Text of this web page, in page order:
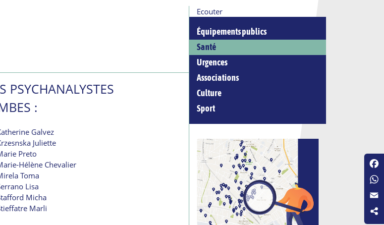
PSYCHANALYSTES
:
Galvez
Juliette
Preto
Hélène Chevalier
Toma
Lisa
Micha
Marli
Ecouter
Équipements publics
Santé
Urgences
Associations
Culture
Sport